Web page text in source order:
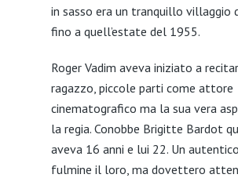
in sasso era un tranquillo villaggio
fino a quell’estate del 1955.
Roger Vadim aveva iniziato a
ragazzo, piccole parti come attore
cinematografico ma la sua vera
la regia. Conobbe Brigitte Bardot
aveva 16 anni e lui 22. Un
fulmine il loro, ma dovettero